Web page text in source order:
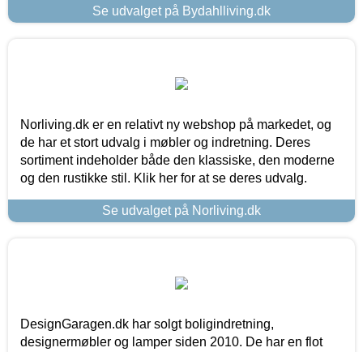
Se udvalget på Bydahlliving.dk
Norliving.dk er en relativt ny webshop på markedet, og
de har et stort udvalg i møbler og indretning. Deres
sortiment indeholder både den klassiske, den moderne
og den rustikke stil. Klik her for at se deres udvalg.
Se udvalget på Norliving.dk
DesignGaragen.dk har solgt boligindretning,
designermøbler og lamper siden 2010. De har en flot